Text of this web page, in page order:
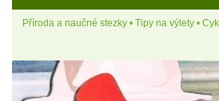
Příroda a naučné stezky • Tipy na výlety •